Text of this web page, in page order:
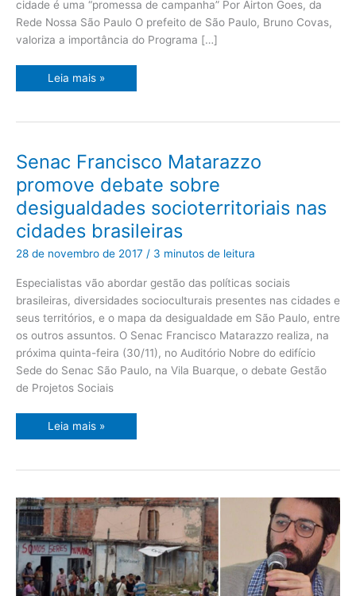
cidade é uma “promessa de campanha” Por Airton Goes, da
Rede Nossa São Paulo O prefeito de São Paulo, Bruno Covas,
valoriza a importância do Programa […]
Leia mais »
Senac Francisco Matarazzo
promove debate sobre
desigualdades socioterritoriais nas
cidades brasileiras
28 de novembro de 2017 / 3 minutos de leitura
Especialistas vão abordar gestão das políticas sociais
brasileiras, diversidades socioculturais presentes nas cidades e
seus territórios, e o mapa da desigualdade em São Paulo, entre
os outros assuntos. O Senac Francisco Matarazzo realiza, na
próxima quinta-feira (30/11), no Auditório Nobre do edifício
Sede do Senac São Paulo, na Vila Buarque, o debate Gestão
de Projetos Sociais
Senac
Francisco
promove
debate
sobre
desigualdades
socioterritoriais
nas
cidades
brasileiras
Leia mais »